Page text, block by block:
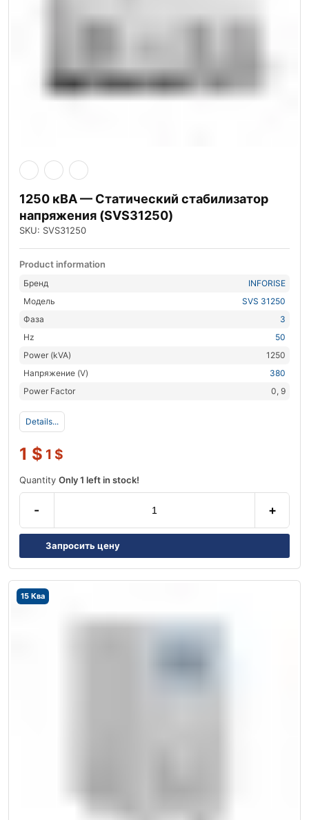
1250 кВА — Статический стабилизатор
напряжения (SVS31250)
SKU: SVS31250
Product information
Бренд
INFORISE
Модель
SVS 31250
Фаза
3
Hz
50
Power (kVA)
1250
Напряжение (V)
380
Power Factor
0, 9
Details...
1 $ 1 $
Quantity Only 1 left in stock!
- +
Запросить цену
15 Ква